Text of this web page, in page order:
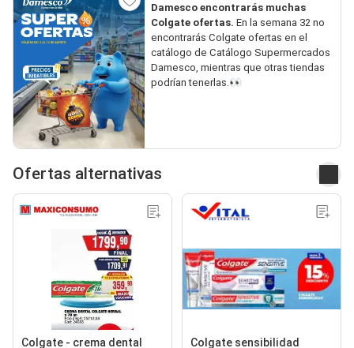
Damesco encontrarás muchas
Colgate ofertas. En la semana 32 no
encontrarás Colgate ofertas en el
catálogo de Catálogo Supermercados
Damesco, mientras que otras tiendas
podrían tenerlas.👀
Ofertas alternativas
Colgate - crema dental
Colgate sensibilidad